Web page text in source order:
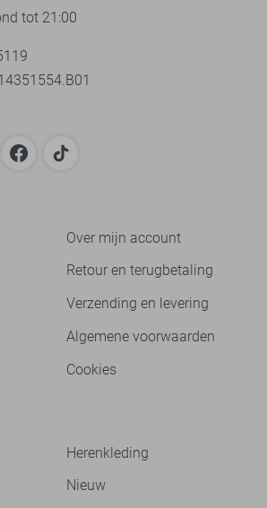
tot 21:00
Over mijn account
Retour en terugbetaling
Verzending en levering
Algemene voorwaarden
Cookies
Herenkleding
Nieuw